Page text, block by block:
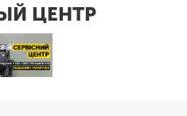
ЦЕНТР